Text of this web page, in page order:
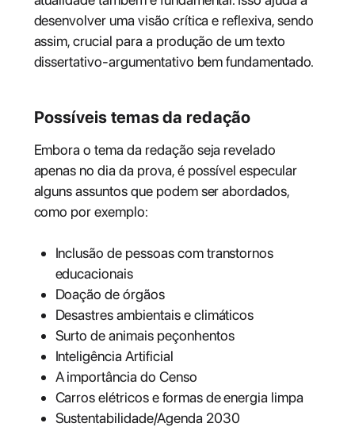
desenvolver uma visão crítica e reflexiva, sendo
assim, crucial para a produção de um texto
dissertativo-argumentativo bem fundamentado.
Possíveis temas da redação
Embora o tema da redação seja revelado
apenas no dia da prova, é possível especular
alguns assuntos que podem ser abordados,
como por exemplo:
Inclusão de pessoas com transtornos
educacionais
Doação de órgãos
Desastres ambientais e climáticos
Surto de animais peçonhentos
Inteligência Artificial
A importância do Censo
Carros elétricos e formas de energia limpa
Sustentabilidade/Agenda 2030